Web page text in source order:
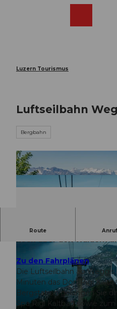
Luzern Tourismus
Luftseilbahn
Bergbahn
© Yue Cui Team GetYourGuide | CC-BY-NC-ND
Route
Die Luftseilbahn Weggis
hoch über den Wäldern
Zu den Fahrplänen
Die Luftseilbahn ab Weggis
Minuten das Dorf Rigi
Bergstation gelangen Sie
Spa Rigi Kaltbad sowie